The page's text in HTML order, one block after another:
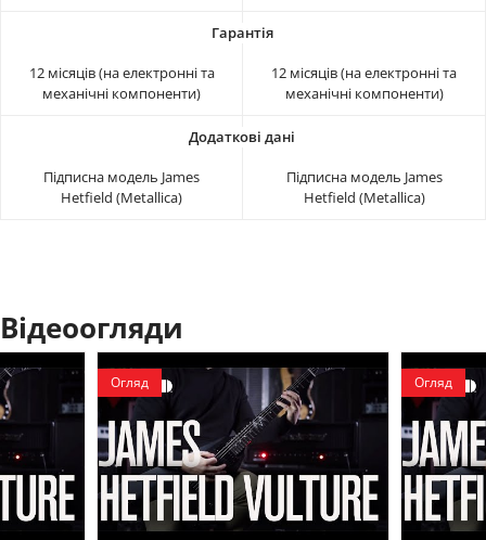
12 місяців (на електронні та
механічні компоненти)
12 місяців (на електронні та
механічні компоненти)
Підписна модель James
Hetfield (Metallica)
Підписна модель James
Hetfield (Metallica)
Відеоогляди
Огляд Огляд